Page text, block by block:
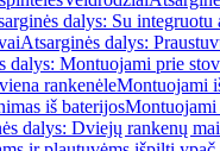
dalys: Su integruotu
Atsarginės dalys:
dalys: Montuojami prie
rankenėleMontuojami
iš baterijosMontuojami
dalys: Dviejų rankenų